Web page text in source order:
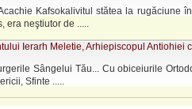
Kafsokalivitul stătea la rugăciune
era neştiutor de .....
Ierarh Meletie, Arhiepiscopul Antiohiei
Sângelui Tău... Cu obiceiurile
Sfinte .....